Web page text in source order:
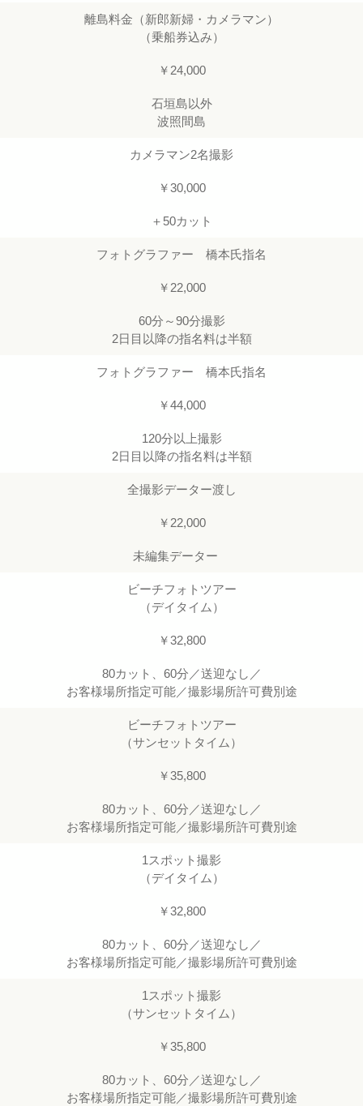
離島料金（新郎新婦・カメラマン）
（乗船券込み）
￥24,000
石垣島以外
波照間島
カメラマン2名撮影
￥30,000
＋50カット
フォトグラファー 橋本氏指名
￥22,000
60分～90分撮影
2日目以降の指名料は半額
フォトグラファー 橋本氏指名
￥44,000
120分以上撮影
2日目以降の指名料は半額
全撮影データー渡し
￥22,000
未編集データー
ビーチフォトツアー
（デイタイム）
￥32,800
80カット、60分／送迎なし／
お客様場所指定可能／撮影場所許可費別途
ビーチフォトツアー
（サンセットタイム）
￥35,800
80カット、60分／送迎なし／
お客様場所指定可能／撮影場所許可費別途
1スポット撮影
（デイタイム）
￥32,800
80カット、60分／送迎なし／
お客様場所指定可能／撮影場所許可費別途
1スポット撮影
（サンセットタイム）
￥35,800
80カット、60分／送迎なし／
お客様場所指定可能／撮影場所許可費別途